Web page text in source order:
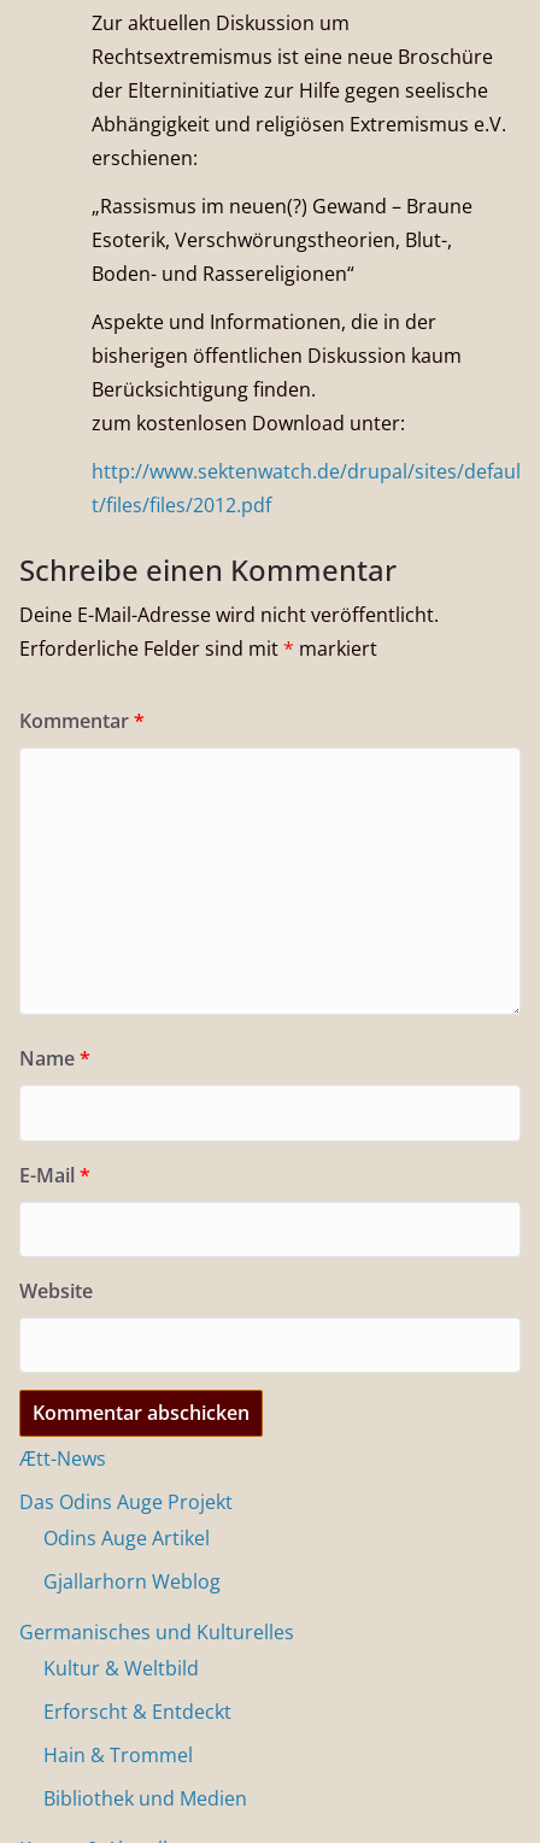
Zur aktuellen Diskussion um
Rechtsextremismus ist eine neue Broschüre
der Elterninitiative zur Hilfe gegen seelische
Abhängigkeit und religiösen Extremismus e.V.
erschienen:
„Rassismus im neuen(?) Gewand – Braune
Esoterik, Verschwörungstheorien, Blut-,
Boden- und Rassereligionen“
Aspekte und Informationen, die in der
bisherigen öffentlichen Diskussion kaum
Berücksichtigung finden.
zum kostenlosen Download unter:
http://www.sektenwatch.de/drupal/sites/defaul
t/files/files/2012.pdf
Schreibe einen Kommentar
Deine E-Mail-Adresse wird nicht veröffentlicht.
Erforderliche Felder sind mit* markiert
Kommentar*
Name*
E-Mail *
Website
Ætt-News
Das Odins Auge Projekt
Odins Auge Artikel
Gjallarhorn Weblog
Germanisches und Kulturelles
Kultur & Weltbild
Erforscht & Entdeckt
Hain & Trommel
Bibliothek und Medien